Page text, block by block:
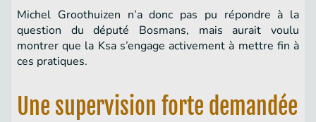
Michel Groothuizen n’a donc pas pu répondre à la
question du député Bosmans, mais aurait voulu
montrer que la Ksa s’engage activement à mettre fin à
ces pratiques.
Une supervision forte demandée